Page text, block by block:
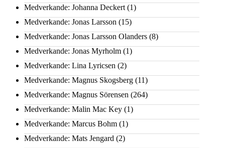
Medverkande: Johanna Deckert (1)
Medverkande: Jonas Larsson (15)
Medverkande: Jonas Larsson Olanders (8)
Medverkande: Jonas Myrholm (1)
Medverkande: Lina Lyricsen (2)
Medverkande: Magnus Skogsberg (11)
Medverkande: Magnus Sörensen (264)
Medverkande: Malin Mac Key (1)
Medverkande: Marcus Bohm (1)
Medverkande: Mats Jengard (2)